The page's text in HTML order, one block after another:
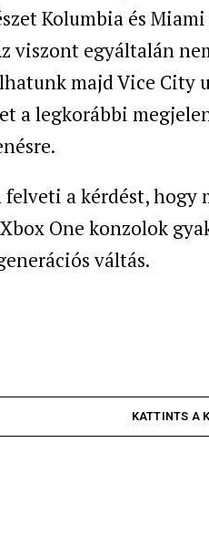
Kolumbia és
viszont egyáltalán
majd Vice City
a legkorábbi
a kérdést, hogy
Xbox One konzolok
váltás.
KATTINTS A